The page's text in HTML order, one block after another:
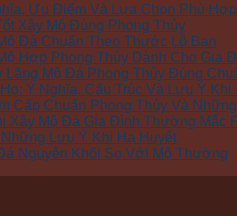
Ưu Điểm Và Lựa Chọn Phù Hợp
Xây Mộ Đúng Phong Thủy
Đá Chuẩn Theo Thước Lỗ Ban
Hợp Phong Thủy Dành Cho Gia
Lăng Mộ Đá Phong Thủy Đúng
Ý Nghĩa, Cấu Trúc Và Lưu Ý
Cấp Chuẩn Phong Thủy Và
Xây Mộ Đá Gia Đình Thường Mắc
Lưu Ý Khi Hạ Huyệt
Nguyên Khối So Với Mộ Thường